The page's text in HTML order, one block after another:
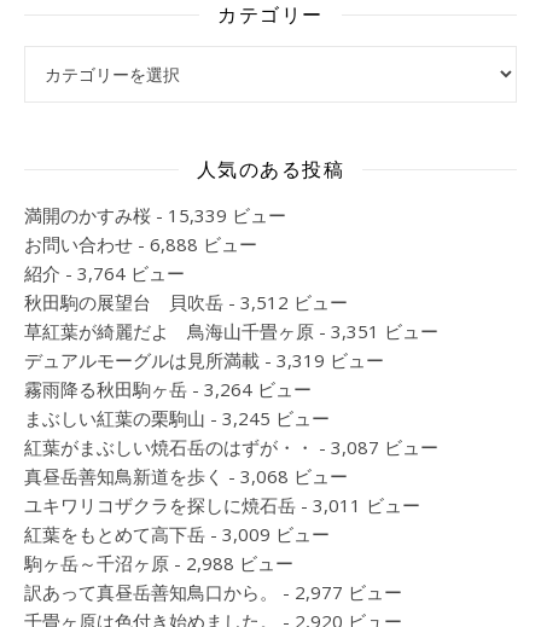
カテゴリー
人気のある投稿
満開のかすみ桜 - 15,339 ビュー
お問い合わせ - 6,888 ビュー
紹介 - 3,764 ビュー
秋田駒の展望台 貝吹岳 - 3,512 ビュー
草紅葉が綺麗だよ 鳥海山千畳ヶ原 - 3,351 ビュー
デュアルモーグルは見所満載 - 3,319 ビュー
霧雨降る秋田駒ヶ岳 - 3,264 ビュー
まぶしい紅葉の栗駒山 - 3,245 ビュー
紅葉がまぶしい焼石岳のはずが・・ - 3,087 ビュー
真昼岳善知鳥新道を歩く - 3,068 ビュー
ユキワリコザクラを探しに焼石岳 - 3,011 ビュー
紅葉をもとめて高下岳 - 3,009 ビュー
駒ヶ岳～千沼ヶ原 - 2,988 ビュー
訳あって真昼岳善知鳥口から。
- 2,977 ビュー
千畳ヶ原は色付き始めました。
- 2,920 ビュー